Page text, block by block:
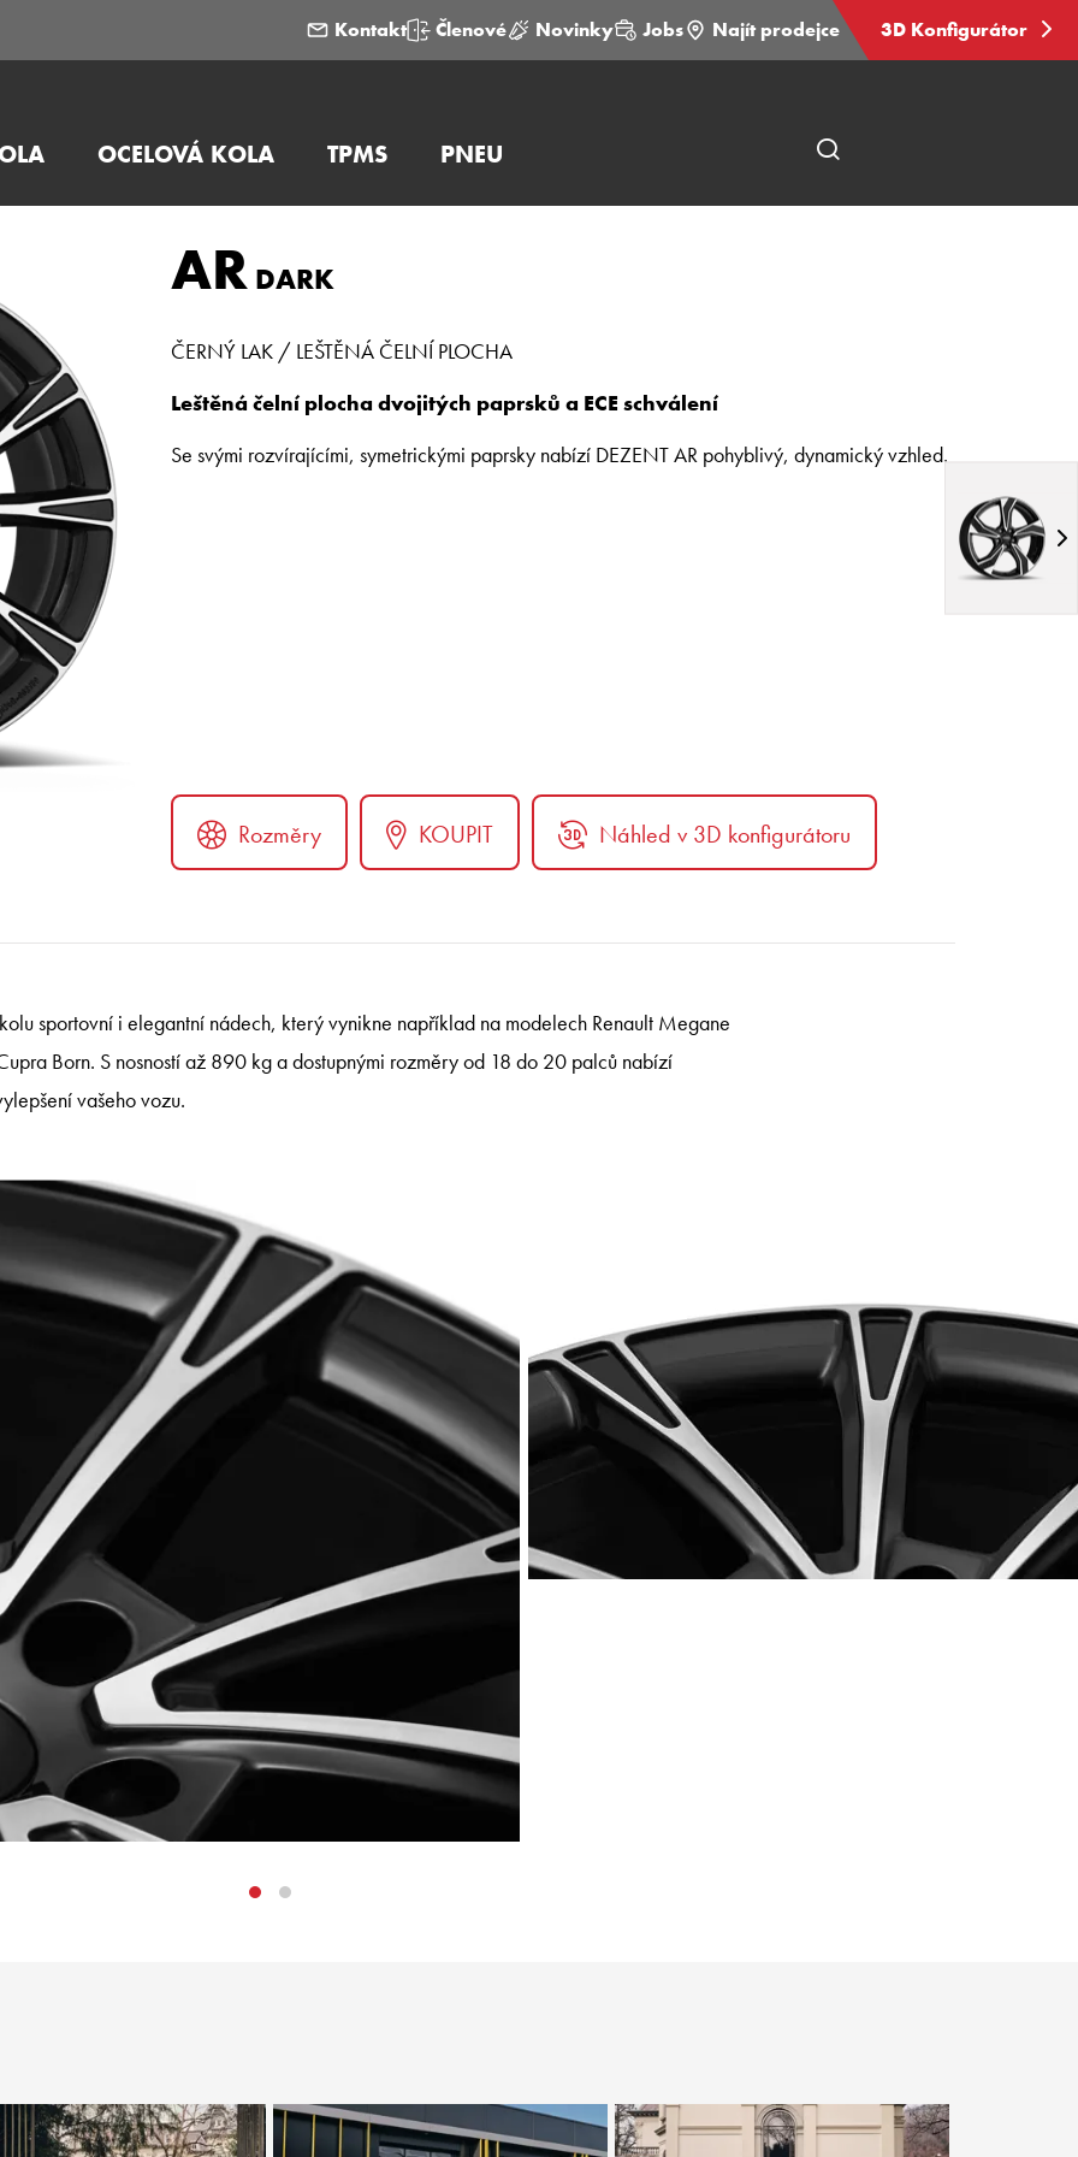
Kontakt Členové Novinky Jobs Najít prodejce 3D Konfigurátor
OCELOVÁ KOLA TPMS PNEU
ARDARK
ČERNÝ LAK / LEŠTĚNÁ ČELNÍ PLOCHA
Leštěná čelní plocha dvojitých paprsků a ECE schválení
Se svými rozvírajícími, symetrickými paprsky nabízí DEZENT AR pohyblivý, dynamický vzhled.
Rozměry KOUPIT Náhled v 3D konfigurátoru
sportovní i elegantní nádech, který vynikne například na modelech Renault Megane
Born. S nosností až 890 kg a dostupnými rozměry od 18 do 20 palců nabízí
vašeho vozu.